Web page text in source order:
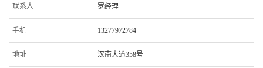
联系人 罗经理
手机 13277972784
地址 汉南大道358号